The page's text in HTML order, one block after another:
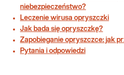
niebezpieczeństwo?
Leczenie wirusa opryszczki
Jak bada się opryszczkę?
Zapobieganie opryszczce: jak
Pytania i odpowiedzi